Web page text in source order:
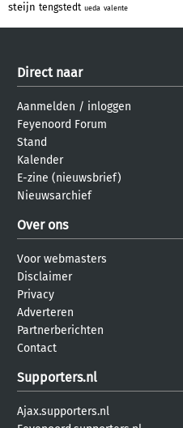
steijn tengstedt ueda valente
Direct naar
Aanmelden / inloggen
Feyenoord Forum
Stand
Kalender
E-zine (nieuwsbrief)
Nieuwsarchief
Over ons
Voor webmasters
Disclaimer
Privacy
Adverteren
Partnerberichten
Contact
Supporters.nl
Ajax.supporters.nl